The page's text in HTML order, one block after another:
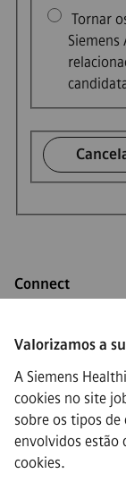
Valorizamos a
A Siemens
cookies no site
sobre os tipos de
envolvidos estão
cookies.
Tornar
Siemens
Connect
Siemens